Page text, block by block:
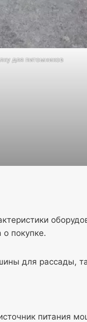
для питомников
покупке.
для рассады,
питания